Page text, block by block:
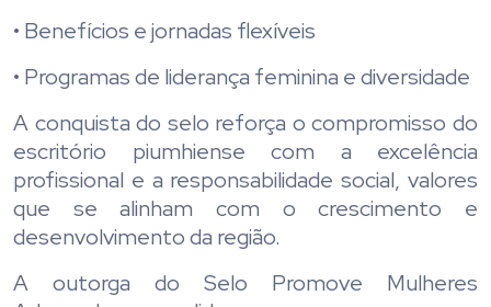
• Benefícios e jornadas flexíveis
• Programas de liderança feminina e diversidade
A conquista do selo reforça o compromisso do
escritório piumhiense com a excelência
profissional e a responsabilidade social, valores
que se alinham com o crescimento e
desenvolvimento da região.
A outorga do Selo Promove Mulheres